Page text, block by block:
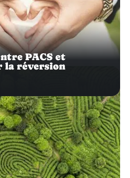
PACS et
la réversion